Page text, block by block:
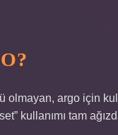
olmayan, argo için
kullanımı tam